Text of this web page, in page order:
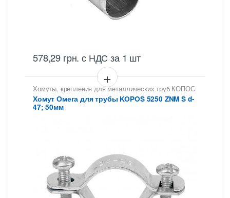
578,29 грн. с НДС за 1 шт
Хомуты, крепления для металлических труб КОПОС
Хомут Омега для трубы KOPOS 5250 ZNM S d-
47; 50мм